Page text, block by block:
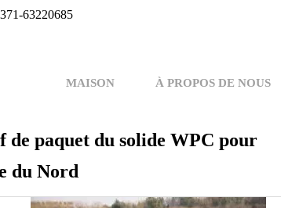
63220685
MAISON À PROPOS DE NOUS
paquet du solide WPC pour
du Nord